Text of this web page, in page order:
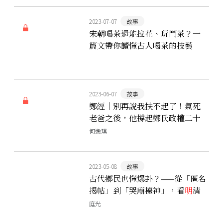
2023-07-07 故事
宋朝喝茶還能拉花、玩鬥茶？一
篇文帶你讀懂古人喝茶的技藝
2023-06-07 故事
鄭經｜別再說我扶不起了！氣死
老爸之後，他撐起鄭氏政權二十
年海上霸業
何逸琪
2023-05-08 故事
古代鄉民也懂爆卦？——從「匿名
揭帖」到「哭廟檯神」，看明清
百姓如何譙政府
庭光